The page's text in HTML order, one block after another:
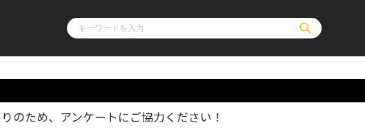
のため、アンケートにご協力ください！